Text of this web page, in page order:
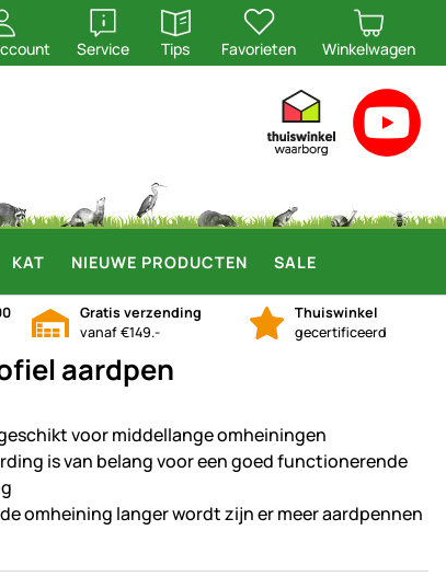
Service
openen
Tips
openen
Favorieten Winkelwagen
KAT NIEUWE PRODUCTEN SALE
Gratis verzending
vanaf €149.-
Thuiswinkel
gecertificeerd
aardpen
voor middellange omheiningen
is van belang voor een goed functionerende
omheining langer wordt zijn er meer aardpennen